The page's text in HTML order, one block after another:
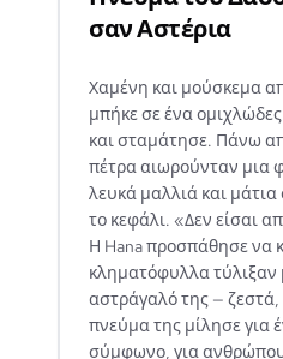
σαν Αστέρια
Χαμένη και μούσκεμα
μπήκε σε ένα
και σταμάτησε. Πάνω
πέτρα αιωρούνταν μια
λευκά μαλλιά και
το κεφάλι. «Δεν είσαι
Η Hana προσπάθησε να
κληματόφυλλα τύλιξαν
αστράγαλό της — ζεστά,
πνεύμα της μίλησε για
σύμφωνο, για